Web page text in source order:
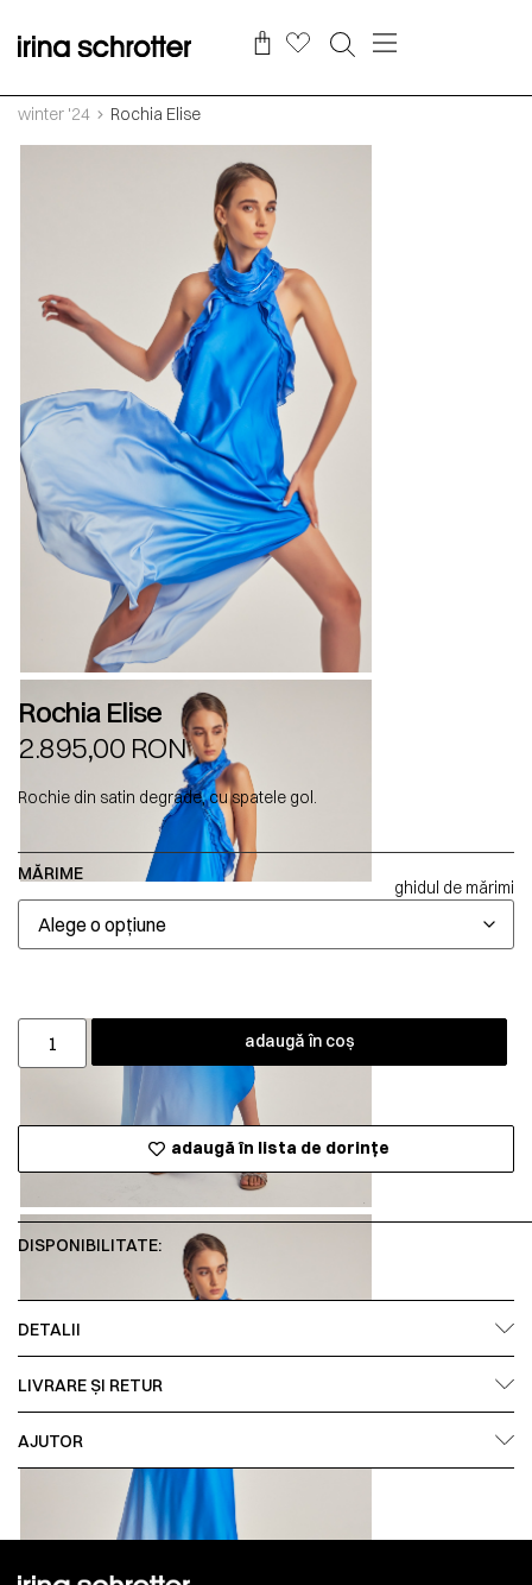
winter '24 Rochia Elise
Rochia Elise
2.895,00 RON
Rochie din satin degrade, cu spatele gol.
MĂRIME
ghidul de mărimi
adaugă în coș
adaugă în lista de dorințe
DISPONIBILITATE:
DETALII
LIVRARE ȘI RETUR
AJUTOR